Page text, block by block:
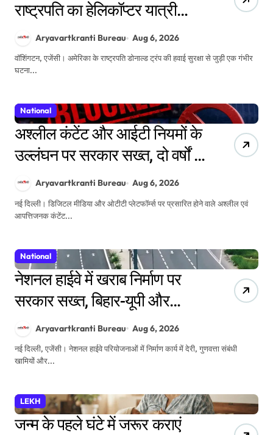
राष्ट्रपति का हेलिकॉप्टर यात्री
विमान के बेहद करीब पहुंचा, FAA ने
शुरू की जांच
Aryavartkranti Bureau Aug 6, 2026
वॉशिंगटन, एजेंसी। अमेरिका के राष्ट्रपति डोनाल्ड ट्रंप की हवाई सुरक्षा से जुड़ी एक गंभीर
घटना...
National
अश्लील कंटेंट और आईटी नियमों के
उल्लंघन पर सरकार सख्त, दो वर्षों में
50 OTT प्लेटफॉर्म किए ब्लॉक
Aryavartkranti Bureau Aug 6, 2026
नई दिल्ली। डिजिटल मीडिया और ओटीटी प्लेटफॉर्म्स पर प्रसारित होने वाले अश्लील एवं
आपत्तिजनक कंटेंट...
National
नेशनल हाईवे में खराब निर्माण पर
सरकार सख्त, बिहार-यूपी और
महाराष्ट्र से ज्यादा केरल में हुई
कार्रवाई
Aryavartkranti Bureau Aug 6, 2026
नई दिल्ली, एजेंसी। नेशनल हाईवे परियोजनाओं में निर्माण कार्य में देरी, गुणवत्ता संबंधी
खामियों और...
LEKH
जन्म के पहले घंटे में जरूर कराएं